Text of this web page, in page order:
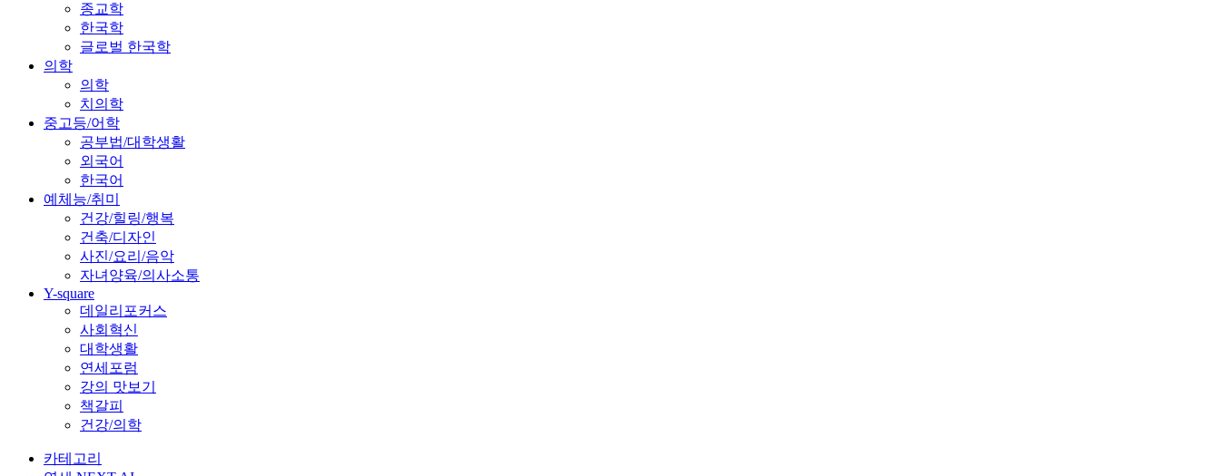
종교학
한국학
글로벌 한국학
의학
의학
치의학
중고등/어학
공부법/대학생활
외국어
한국어
예체능/취미
건강/힐링/행복
건축/디자인
사진/요리/음악
자녀양육/의사소통
Y-square
데일리포커스
사회혁신
대학생활
연세포럼
강의 맛보기
책갈피
건강/의학
카테고리